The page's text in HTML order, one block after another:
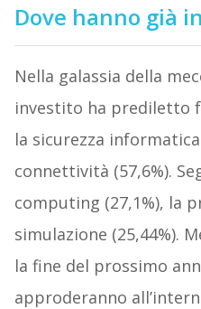
Dove hanno già
Nella galassia della
investito ha prediletto
la sicurezza informatica
connettività (57,6%).
computing (27,1%), la
simulazione (25,44%).
la fine del prossimo
approderanno